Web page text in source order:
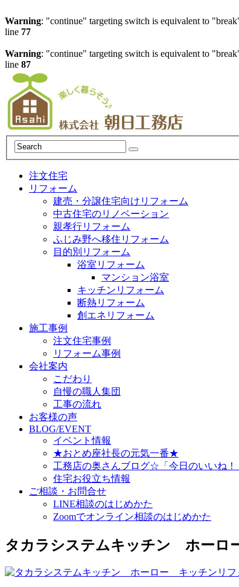
Warning: "continue" targeting switch is equivalent to
line 77
Warning: "continue" targeting switch is equivalent to
line 87
注文住宅
リフォーム
建売・分譲住宅向けリフォーム
中古住宅のリノベーション
親孝行リフォーム
ふじみ野へ移住リフォーム
目的別リフォーム
浴室リフォーム
マンション浴室
キッチンリフォーム
断熱リフォーム
創エネリフォーム
施工事例
注文住宅事例
リフォーム事例
会社案内
こだわり
自慢の職人集団
工事の流れ
お客様の声
BLOG/EVENT
イベント情報
★おとめ座社長の元気一番★
工務店の奥さんブログ☆「今日のいいね！
住宅お役立ち情報
ご相談・お問合せ
LINE相談のはじめかた
Zoomでオンライン相談のはじめかた
タカラシステムキッチン ホー